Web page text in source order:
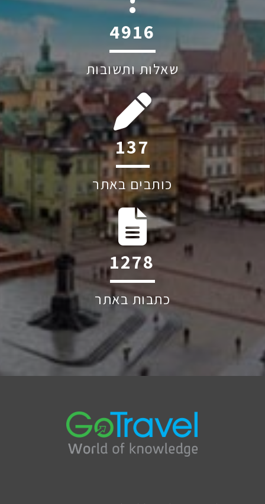
6045
שאלות ותשובות
184
כותבים באתר
1711
כתבות באתר